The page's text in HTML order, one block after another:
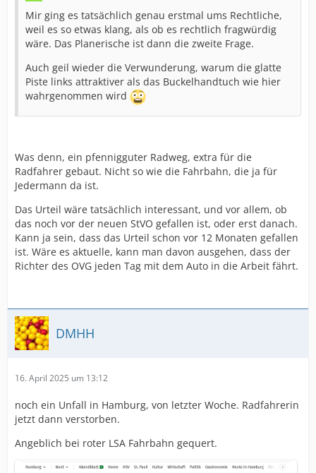
Mir ging es tatsächlich genau erstmal ums Rechtliche,
weil es so etwas klang, als ob es rechtlich fragwürdig
wäre. Das Planerische ist dann die zweite Frage.
Auch geil wieder die Verwunderung, warum die glatte
Piste links attraktiver als das Buckelhandtuch wie hier
wahrgenommen wird
Was denn, ein pfennigguter Radweg, extra für die
Radfahrer gebaut. Nicht so wie die Fahrbahn, die ja für
Jedermann da ist.
Das Urteil wäre tatsächlich interessant, und vor allem, ob
das noch vor der neuen StVO gefallen ist, oder erst danach.
Kann ja sein, dass das Urteil schon vor 12 Monaten gefallen
ist. Wäre es aktuelle, kann man davon ausgehen, dass der
Richter des OVG jeden Tag mit dem Auto in die Arbeit fährt.
DMHH
16. April 2025 um 13:12
noch ein Unfall in Hamburg, von letzter Woche. Radfahrerin
jetzt dann verstorben.
Angeblich bei roter LSA Fahrbahn gequert.